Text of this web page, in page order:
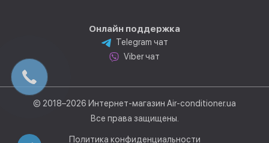
Онлайн поддержка
Telegram чат
Viber чат
© 2018–2026 Интернет-магазин Air-conditioner.ua
Все права защищены.
Политика конфиденциальности